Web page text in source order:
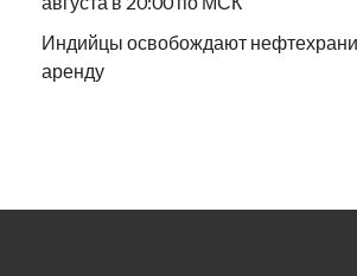
Индийцы освобождают
аренду